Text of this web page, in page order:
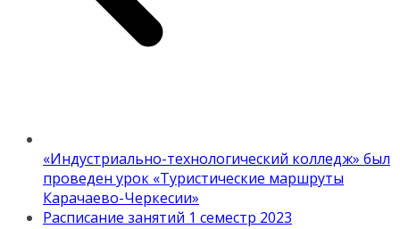
«Индустриально-технологический колледж» был
проведен урок «Туристические маршруты
Карачаево-Черкесии»
Расписание занятий 1 семестр 2023